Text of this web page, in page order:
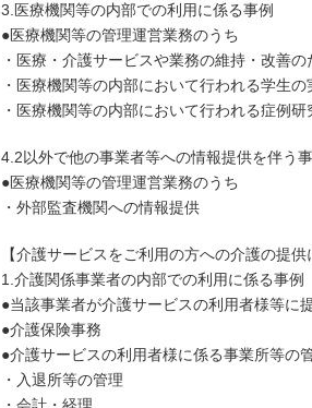
3.医療機関等の内部での利用に係る事例
●医療機関等の管理運営業務のうち
・医療・介護サービスや業務の維持・改善
・医療機関等の内部において行われる学生の
・医療機関等の内部において行われる症例研
4.2以外で他の事業者等への情報提供を伴う
●医療機関等の管理運営業務のうち
・外部監査機関への情報提供
【介護サービスをご利用の方への介護の提
1.介護関係事業者の内部での利用に係る事例
●当該事業者が介護サービスの利用者様等に
●介護保険事務
●介護サービスの利用者様に係る事業所等の
・入退所等の管理